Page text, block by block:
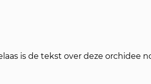
is de tekst over deze orchidee